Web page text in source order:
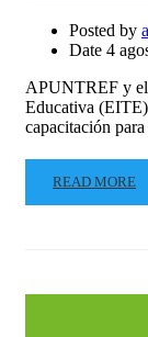
Posted by
Date 4
APUNTREF y el
Educativa
capacitación
READ MORE